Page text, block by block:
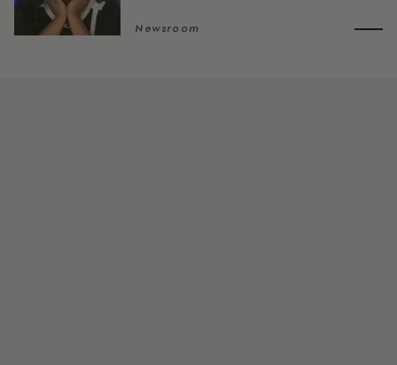
Newsroom